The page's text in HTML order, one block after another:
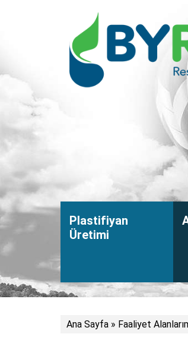
Plastifiyan
Üretimi
Ana Sayfa » Faaliyet